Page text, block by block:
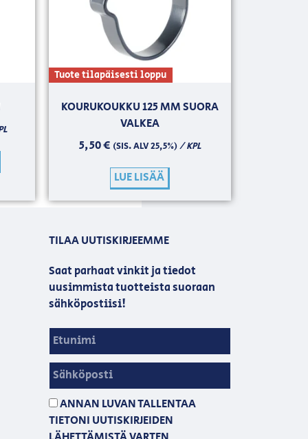
Tuote tilapäisesti loppu
KOURUKOUKKU 125 MM SUORA
VALKEA
5,50€ (SIS. ALV 25,5%)/ KPL
LUE LISÄÄ
TILAA UUTISKIRJEEMME
Saat parhaat vinkit ja tiedot
uusimmista tuotteista suoraan
sähköpostiisi!
ANNAN LUVAN TALLENTAA
TIETONI UUTISKIRJEIDEN